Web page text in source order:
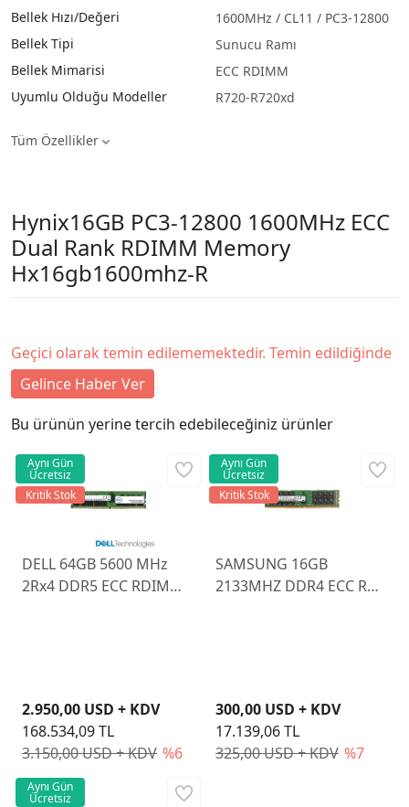
Bellek Hızı/Değeri
1600MHz / CL11 / PC3-12800
Bellek Tipi
Sunucu Ramı
Bellek Mimarisi
ECC RDIMM
Uyumlu Olduğu Modeller
R720-R720xd
Tüm Özellikler
Hynix16GB PC3-12800 1600MHz ECC
Dual Rank RDIMM Memory
Hx16gb1600mhz-R
Geçici olarak temin edilememektedir. Temin edildiğinde
Gelince Haber Ver
Bu ürünün yerine tercih edebileceğiniz ürünler
DELL 64GB 5600 MHz
2Rx4 DDR5 ECC RDIMM
3.150,00 USD + KDV %6
2.950,00 USD + KDV
168.534,09 TL
Aynı Gün
Ücretsiz
Kritik Stok
SAMSUNG 16GB
2133MHZ DDR4 ECC REG
325,00 USD + KDV %7
300,00 USD + KDV
17.139,06 TL
Aynı Gün
Ücretsiz
Kritik Stok
Aynı Gün
Ücretsiz